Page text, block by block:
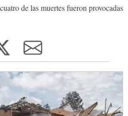
de las muertes fueron provocadas